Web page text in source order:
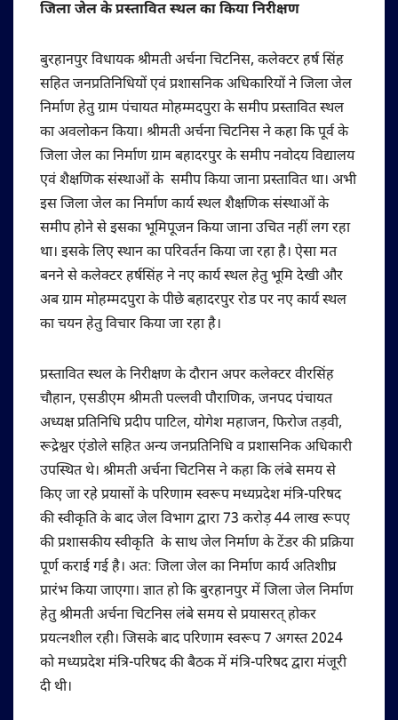
जिला जेल के प्रस्तावित स्थल का किया निरीक्षण
बुरहानपुर विधायक श्रीमती अर्चना चिटनिस, कलेक्टर हर्ष सिंह
सहित जनप्रतिनिधियों एवं प्रशासनिक अधिकारियों ने जिला जेल
निर्माण हेतु ग्राम पंचायत मोहम्मदपुरा के समीप प्रस्तावित स्थल
का अवलोकन किया। श्रीमती अर्चना चिटनिस ने कहा कि पूर्व के
जिला जेल का निर्माण ग्राम बहादरपुर के समीप नवोदय विद्यालय
एवं शैक्षणिक संस्थाओं के समीप किया जाना प्रस्तावित था। अभी
इस जिला जेल का निर्माण कार्य स्थल शैक्षणिक संस्थाओं के
समीप होने से इसका भूमिपूजन किया जाना उचित नहीं लग रहा
था। इसके लिए स्थान का परिवर्तन किया जा रहा है। ऐसा मत
बनने से कलेक्टर हर्षसिंह ने नए कार्य स्थल हेतु भूमि देखी और
अब ग्राम मोहम्मदपुरा के पीछे बहादरपुर रोड पर नए कार्य स्थल
का चयन हेतु विचार किया जा रहा है।
प्रस्तावित स्थल के निरीक्षण के दौरान अपर कलेक्टर वीरसिंह
चौहान, एसडीएम श्रीमती पल्लवी पौराणिक, जनपद पंचायत
अध्यक्ष प्रतिनिधि प्रदीप पाटिल, योगेश महाजन, फिरोज तड़वी,
रूद्रेश्वर एंडोले सहित अन्य जनप्रतिनिधि व प्रशासनिक अधिकारी
उपस्थित थे। श्रीमती अर्चना चिटनिस ने कहा कि लंबे समय से
किए जा रहे प्रयासों के परिणाम स्वरूप मध्यप्रदेश मंत्रि-परिषद
की स्वीकृति के बाद जेल विभाग द्वारा 73 करोड़ 44 लाख रूपए
की प्रशासकीय स्वीकृति के साथ जेल निर्माण के टेंडर की प्रक्रिया
पूर्ण कराई गई है। अत: जिला जेल का निर्माण कार्य अतिशीघ्र
प्रारंभ किया जाएगा। ज्ञात हो कि बुरहानपुर में जिला जेल निर्माण
हेतु श्रीमती अर्चना चिटनिस लंबे समय से प्रयासरत् होकर
प्रयत्नशील रही। जिसके बाद परिणाम स्वरूप 7 अगस्त 2024
को मध्यप्रदेश मंत्रि-परिषद की बैठक में मंत्रि-परिषद द्वारा मंजूरी
दी थी।